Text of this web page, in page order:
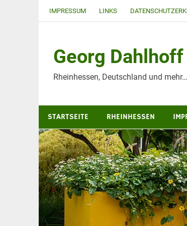
IMPRESSUM LINKS
Georg
Rheinhessen, Deutschland und mehr…
STARTSEITE RHEINHESSEN